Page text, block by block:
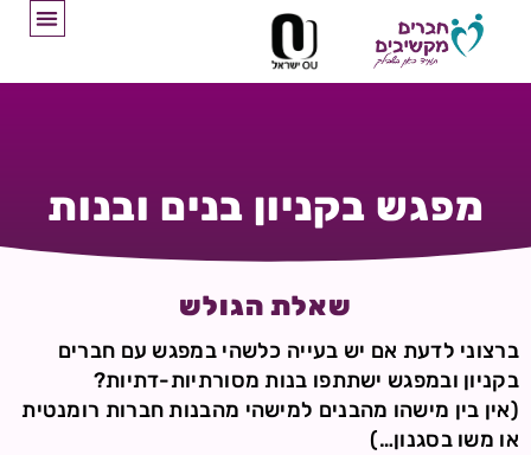
מפגש בקניון בנים ובנות
שאלת הגולש
ברצוני לדעת אם יש בעייה כלשהי במפגש עם חברים
בקניון ובמפגש ישתתפו בנות מסורתיות-דתיות?
(אין בין מישהו מהבנים למישהי מהבנות חברות רומנטית
או משו בסגנון…)